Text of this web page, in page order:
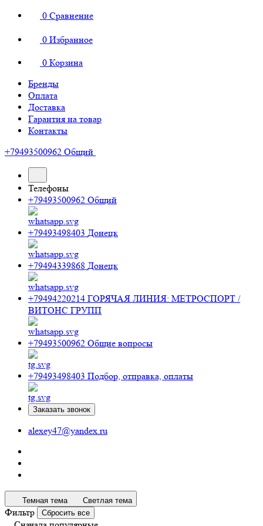
0 Сравнение
0 Избранное
0 Корзина
Бренды
Оплата
Доставка
Гарантия на товар
Контакты
+79493500962 Общий
Телефоны
+79493500962 Общий
+79493498403 Донецк
+79494339868 Донецк
+79494220214 ГОРЯЧАЯ ЛИНИЯ: МЕТРОСПОРТ /
ВИТОНС ГРУПП
+79493500962 Общие вопросы
+79493498403 Подбор, отправка, оплаты
Заказать звонок
alexey47@yandex.ru
Темная тема Светлая тема
Фильтр Сбросить все